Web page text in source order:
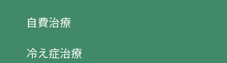
自費治療
冷え症治療